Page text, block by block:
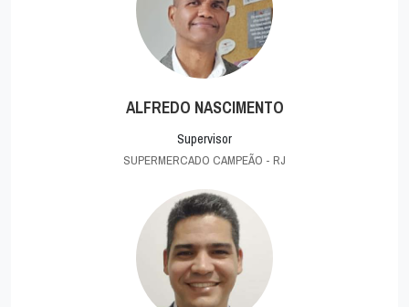
ALFREDO NASCIMENTO
Supervisor
SUPERMERCADO CAMPEÃO - RJ